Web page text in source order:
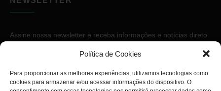
Política de Cookies
Para proporcionar as melhores experiências, utilizamos tecnologias como
cookies para armazenar e/ou acessar informações do dispositivo. O
Assine nossa newsletter e receba informações e notícias direto